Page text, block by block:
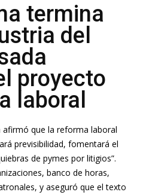
termina
del
proyecto
laboral
afirmó que la reforma laboral
previsibilidad, fomentará el
de pymes por litigios”.
banco de horas,
y aseguró que el texto